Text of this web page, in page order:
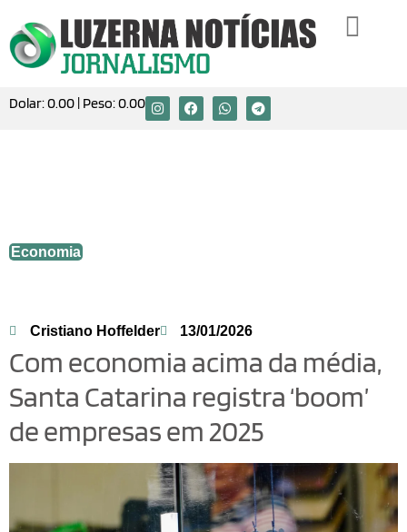
Dolar:0.00 | Peso:0.00
Economia
Cristiano Hoffelder 13/01/2026
Com economia acima da média,
Santa Catarina registra ‘boom’
de empresas em 2025